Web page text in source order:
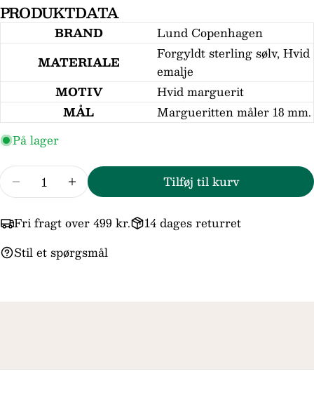
PRODUKTDATA
BRAND
Lund Copenhagen
MATERIALE
Forgyldt sterling sølv, Hvid
emalje
MOTIV
Hvid marguerit
MÅL
Margueritten måler 18 mm.
På lager
Reducer mængden for Lund Copenhagen
Forøg mængden for Lund
Tilføj til kurv
Fri fragt over 499 kr.
14 dages returret
Stil et spørgsmål
Din
email
telefon
Din
besked
Send spørgsmål